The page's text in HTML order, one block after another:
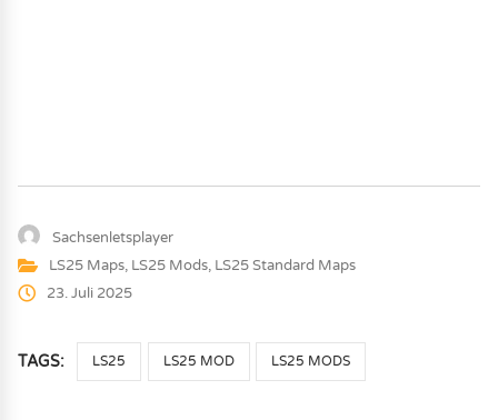
Sachsenletsplayer
LS25 Maps, LS25 Mods, LS25 Standard Maps
23. Juli 2025
TAGS: LS25 LS25 MOD LS25 MODS